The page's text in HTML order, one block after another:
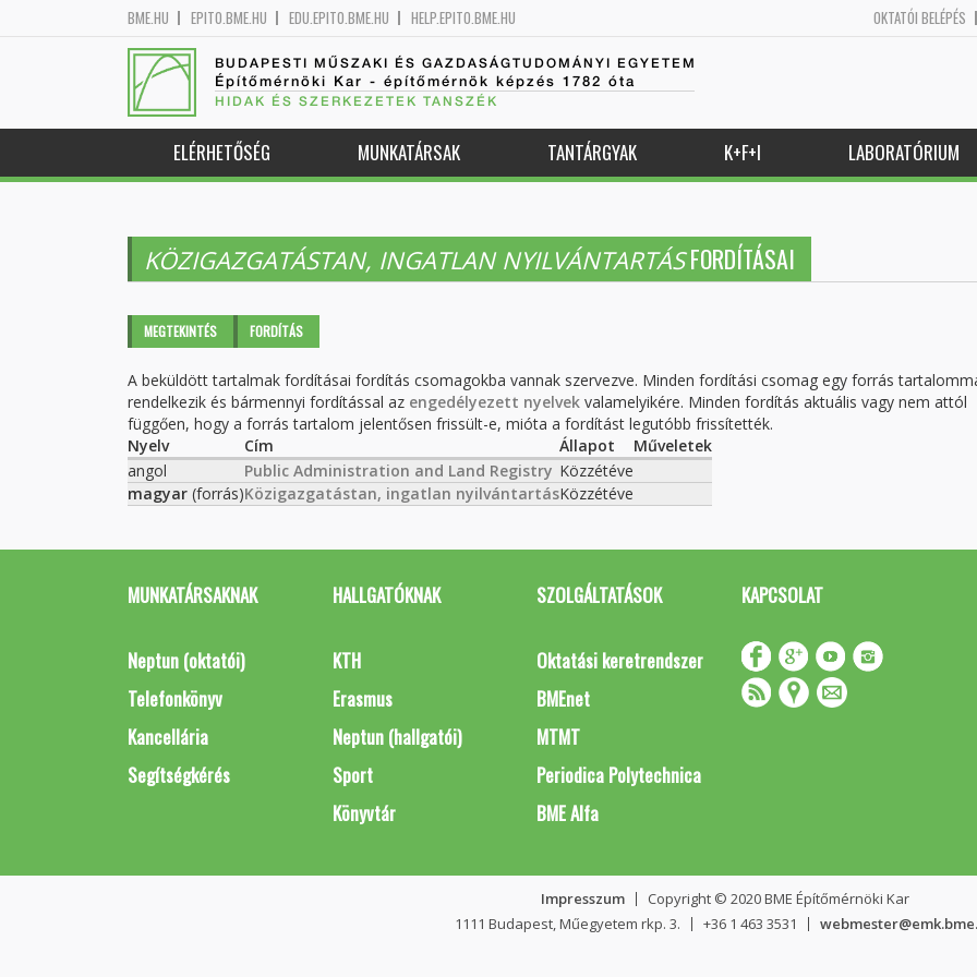
BME.HU EPITO.BME.HU EDU.EPITO.BME.HU HELP.EPITO.BME.HU OKTATÓI BELÉPÉS
BUDAPESTI MŰSZAKI ÉS GAZDASÁGTUDOMÁNYI EGYETEM
Építőmérnöki Kar - építőmérnök képzés 1782 óta
HIDAK ÉS SZERKEZETEK TANSZÉK
ELÉRHETŐSÉG MUNKATÁRSAK TANTÁRGYAK K+F+I LABORATÓRIUM
KÖZIGAZGATÁSTAN, INGATLAN NYILVÁNTARTÁSFORDÍTÁSAI
Elsődleges fülek
MEGTEKINTÉS FORDÍTÁS
A beküldött tartalmak fordításai fordítás csomagokba vannak szervezve. Minden fordítási csomag egy forrás
rendelkezik és bármennyi fordítással az engedélyezett nyelvek valamelyikére. Minden fordítás aktuális vagy nem attól
függően, hogy a forrás tartalom jelentősen frissült-e, mióta a fordítást legutóbb frissítették.
Nyelv
Cím Állapot
Műveletek
angol
Public Administration and Land Registry Közzétéve
magyar (forrás)Közigazgatástan, ingatlan nyilvántartásKözzétéve
MUNKATÁRSAKNAK
Neptun (oktatói)
Telefonkönyv
Kancellária
Segítségkérés
HALLGATÓKNAK
KTH
Erasmus
Neptun (hallgatói)
Sport
Könyvtár
SZOLGÁLTATÁSOK
Oktatási keretrendszer
BMEnet
MTMT
Periodica Polytechnica
BME Alfa
KAPCSOLAT
Impresszum
Copyright © 2020 BME Építőmérnöki Kar
1111 Budapest, Műegyetem rkp. 3.
+36 1 463 3531